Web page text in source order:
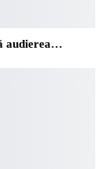
audierea…